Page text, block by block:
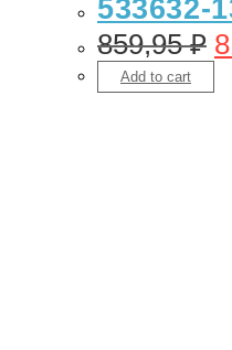
533632-
859,95₽
Add to cart